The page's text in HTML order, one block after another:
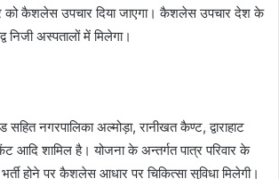
को कैशलेस उपचार दिया जाएगा। कैशलेस उपचार देश के
निजी अस्पतालों में मिलेगा।
नगरपालिका अल्मोड़ा, रानीखत कैण्ट, द्वाराहाट
आदि शामिल है। योजना के अन्तर्गत पात्र परिवार के
होने पर कैशलेस आधार पर चिकित्सा सुविधा मिलेगी।